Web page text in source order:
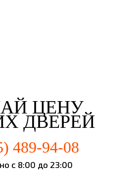
ЦЕНУ
ДВЕРЕЙ
489-94-08
с 8:00 до 23:00